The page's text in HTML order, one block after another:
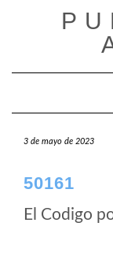
3 de mayo de 2023
50161
El Codigo